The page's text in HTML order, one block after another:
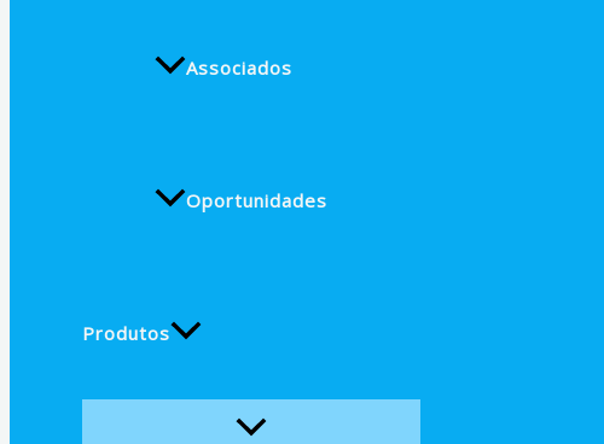
Associados
Oportunidades
Produtos